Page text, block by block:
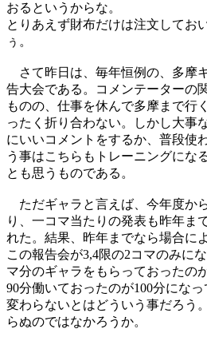
おるというからな。
とりあえず財布だけは注文してお
ぅ。
さて昨日は、毎年恒例の、多摩
告大会である。コメンテーターの
ものの、仕事を休んで多摩まで行
ったく折り合わない。しかし大事
にいいコメントをするか、普段使
う事はこちらもトレーニングにな
とも思うものである。
ただギャラと言えば、今年度か
り、一コマ当たりの発表も昨年ま
れた。結果、昨年までなら場合に
この報告会が3,4限の2コマのみに
マ分のギャラをもらっておったの
90分働いておったのが100分にな
変わらないとはどういう事だろう
らぬのではなかろうか。